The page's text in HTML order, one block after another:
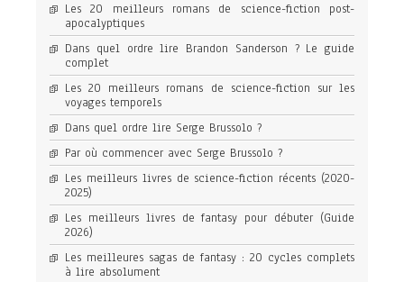
Les 20 meilleurs romans de science-fiction post-
apocalyptiques
Dans quel ordre lire Brandon Sanderson ? Le guide
complet
Les 20 meilleurs romans de science-fiction sur les
voyages temporels
Dans quel ordre lire Serge Brussolo ?
Par où commencer avec Serge Brussolo ?
Les meilleurs livres de science-fiction récents (2020-
2025)
Les meilleurs livres de fantasy pour débuter (Guide
2026)
Les meilleures sagas de fantasy : 20 cycles complets
à lire absolument